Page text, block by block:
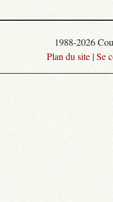
1988-2026
Plan du site |Se